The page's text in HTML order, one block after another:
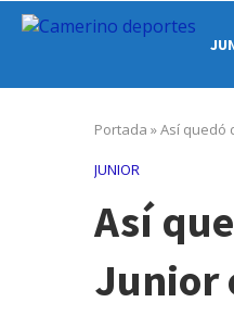
Portada »Así quedó
JUNIOR
Así
Junior